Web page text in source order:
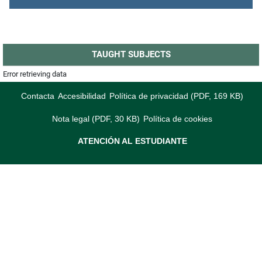
TAUGHT SUBJECTS
Error retrieving data
Contacta Accesibilidad Política de privacidad (PDF, 169 KB)
Nota legal (PDF, 30 KB) Política de cookies
ATENCIÓN AL ESTUDIANTE